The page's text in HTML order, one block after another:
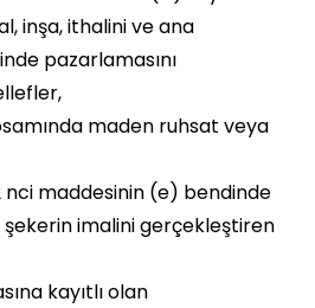
inşa, ithalini ve ana
pazarlamasını
maden ruhsat veya
nci maddesinin (e) bendinde
şekerin imalini gerçekleştiren
kayıtlı olan